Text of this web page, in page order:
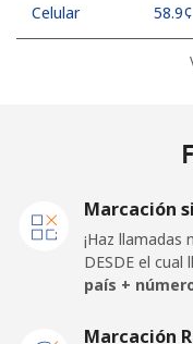
Celular ⁦58.9¢⁩
⁦32.5¢⁩
Celular
Marcación
¡Haz
DESDE el
país +
Marcación